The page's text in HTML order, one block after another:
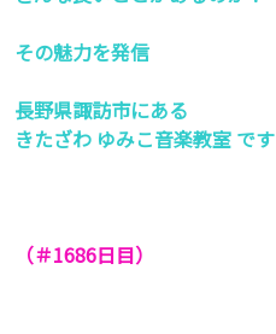
その魅力を発信
長野県諏訪市にある
きたざわ ゆみこ音楽教室 です
（＃1686日目）